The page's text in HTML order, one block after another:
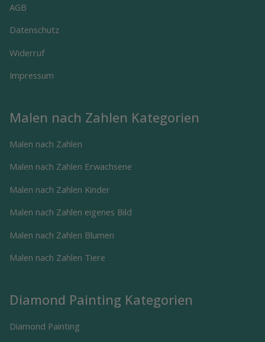
AGB
Datenschutz
Widerruf
Impressum
Malen nach Zahlen Kategorien
Malen nach Zahlen
Malen nach Zahlen Erwachsene
Malen nach Zahlen Kinder
Malen nach Zahlen eigenes Bild
Malen nach Zahlen Blumen
Malen nach Zahlen Tiere
Diamond Painting Kategorien
Diamond Painting